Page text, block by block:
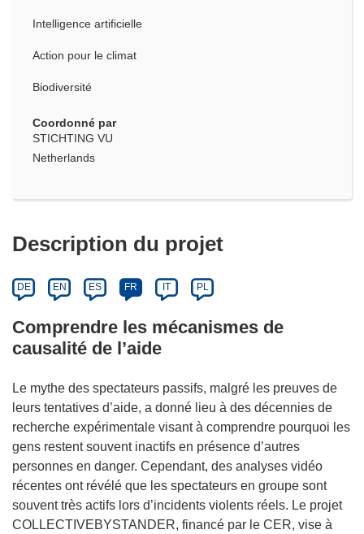
Intelligence artificielle
Action pour le climat
Biodiversité
Coordonné par
STICHTING VU
Netherlands
Description du projet
DE EN ES FR IT PL
Comprendre les mécanismes de
causalité de l’aide
Le mythe des spectateurs passifs, malgré les preuves de
leurs tentatives d’aide, a donné lieu à des décennies de
recherche expérimentale visant à comprendre pourquoi les
gens restent souvent inactifs en présence d’autres
personnes en danger. Cependant, des analyses vidéo
récentes ont révélé que les spectateurs en groupe sont
souvent très actifs lors d’incidents violents réels. Le projet
COLLECTIVEBYSTANDER, financé par le CER, vise à